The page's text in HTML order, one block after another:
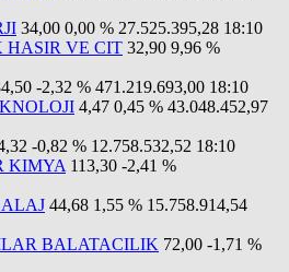
34,00 0,00 % 27.525.395,28 18:10
HASIR VE CIT 32,90 9,96 %
-2,32 % 471.219.693,00 18:10
4,47 0,45 % 43.048.452,97
-0,82 % 12.758.532,52 18:10
KIMYA 113,30 -2,41 %
44,68 1,55 % 15.758.914,54
BALATACILIK 72,00 -1,71 %